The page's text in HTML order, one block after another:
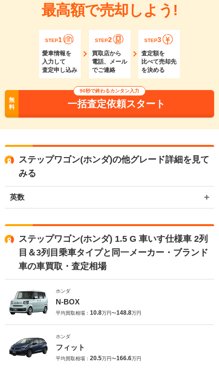
最高額で売却しよう!
STEP1
愛車情報を
入力して
査定申し込み
STEP2
買取店から
電話、メール
でご連絡
STEP3
査定額を
比べて売却先
を決める
無
料
90秒で終わるカンタン入力
一括査定依頼スタート
ステップワゴン(ホンダ)の他グレード詳細を見て
みる
英数
ステップワゴン(ホンダ) 1.5 G 車いす仕様車 2列
目＆3列目乗車タイプと同一メーカー・ブランド
車の車買取・査定相場
ホンダ
N-BOX
平均買取相場： 10.8万円〜148.8万円
ホンダ
フィット
平均買取相場： 20.5万円〜166.6万円